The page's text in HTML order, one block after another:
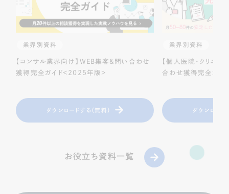
業界別資料
【コンサル業界向け】WEB集客＆問い合わせ
獲得完全ガイド＜2025年版＞
ダウンロードする（無料）
業界別資料
【個人医院・クリニッ
合わせ獲得完全ガイ
ダウンロード
お役立ち資料一覧